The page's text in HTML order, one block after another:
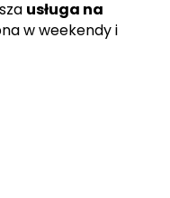
usługa na
w weekendy i